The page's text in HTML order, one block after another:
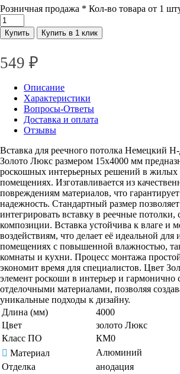
Розничная продажа * Кол-во товара от 1
Купить Купить в 1 клик
549 ₽
Описание
Характеристики
Вопросы-Ответы
Доставка и оплата
Отзывы
Вставка для реечного потолка Немецкий
Золото Люкс размером 15х4000 мм
роскошных интерьерных решений в жилых
помещениях. Изготавливается из
повреждениям материалов, что
надежность. Стандартный размер позволяет
интегрировать вставку в реечные потолки,
композиции. Вставка устойчива к влаге и
воздействиям, что делает её идеальной для
помещениях с повышенной влажностью,
комнаты и кухни. Процесс монтажа
экономит время для специалистов. Цвет
элемент роскоши в интерьер и гармонично
отделочными материалами, позволяя
уникальные подходы к дизайну.
Длина (мм)
4000
Цвет
золото Люкс
Класс ПО
КМ0
Материал
Алюминий
Отделка
анодация